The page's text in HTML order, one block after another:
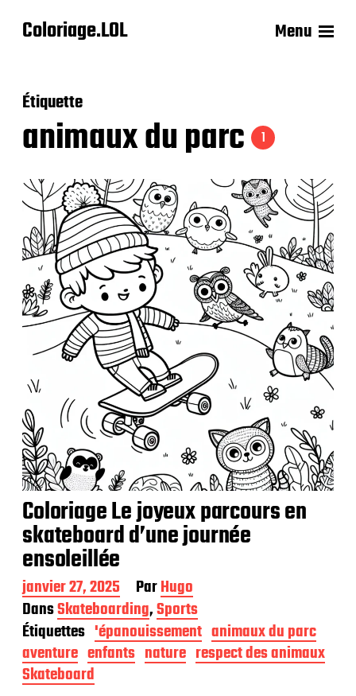
Coloriage.LOL Menu
Étiquette
animaux du parc 1
Coloriage Le joyeux parcours en
skateboard d’une journée
ensoleillée
D
a
t
e
d
e
p
janvier 27, 2025 ParHugo
DansSkateboarding,Sports
Étiquettes 'épanouissement animaux du parc
aventure enfants nature respect des animaux
Skateboard